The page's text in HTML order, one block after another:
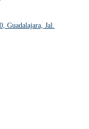
Guadalajara, Jal.